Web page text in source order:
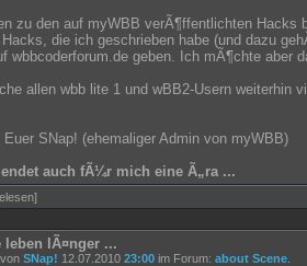
zu den auf myWBB verÃ¶ffentlichten
die ich geschrieben habe (und dazu
wbbcoderforum.de geben. Ich mÃ¶chte aber
allen wbb lite 1 und wBB2-Usern weiterhin
SNap! (ehemaliger Admin von myWBB)
auch fÃ¼r mich eine Ã„ra ...
leben lÃ¤nger ...
SNap! 12.07.2010 23:00 im Forum: about Scene